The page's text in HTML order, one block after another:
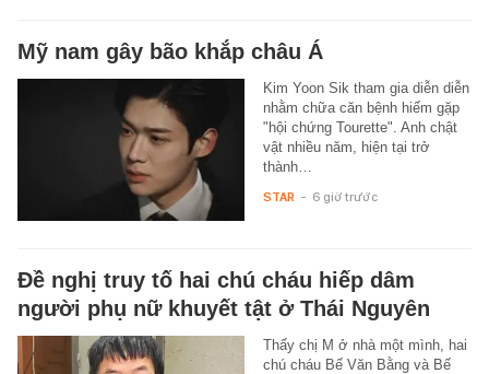
Mỹ nam gây bão khắp châu Á
Kim Yoon Sik tham gia diễn diễn
nhằm chữa căn bệnh hiếm gặp
"hội chứng Tourette". Anh chật
vật nhiều năm, hiện tại trở
thành…
STAR - 6 giờ trước
Đề nghị truy tố hai chú cháu hiếp dâm
người phụ nữ khuyết tật ở Thái Nguyên
Thấy chị M ở nhà một mình, hai
chú cháu Bế Văn Bằng và Bế